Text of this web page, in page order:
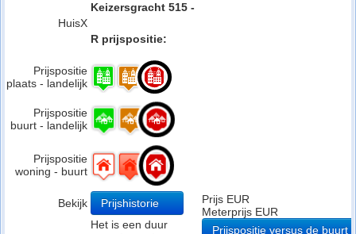
HuisX
Keizersgracht 515 -
R prijspositie:
Prijspositie
plaats - landelijk
Prijspositie
buurt - landelijk
Prijspositie
woning - buurt
Bekijk Prijshistorie
Het is een duur
Prijs EUR
Meterprijs EUR
Prijspositie versus de buurt